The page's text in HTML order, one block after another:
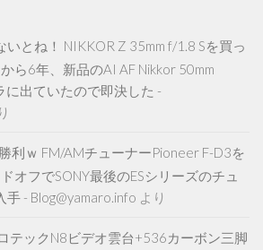
いとね！ NIKKOR Z 35mm f/1.8 Sを買っ
ら6年、新品のAI AF Nikkor 50mm
出ていたので即決した -
利ｗ FM/AMチューナーPioneer F-D3を
オフでSONY最後のESシリーズのチュ
手 - Blog@yamaro.info より
テックN8ビデオ雲台+536カーボン三脚